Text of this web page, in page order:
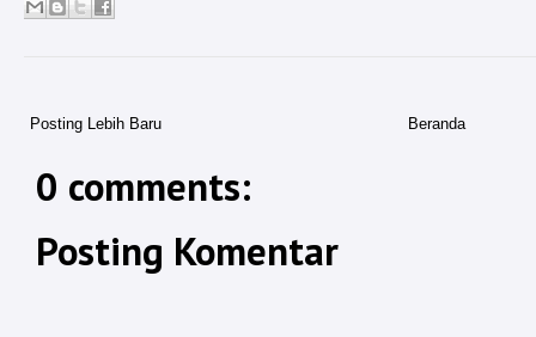
Posting Lebih Baru Beranda
0 comments:
Posting Komentar